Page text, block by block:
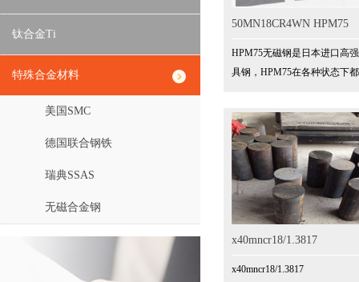
钛合金Ti
特殊合金材料
美国SMC
德国联合钢铁
瑞典SSAS
无磁合金钢
50MN18CR4WN HPM75
HPM75无磁钢是日本进口高
具钢，HPM75在各种状态下
x40mncr18/1.3817
x40mncr18/1.3817